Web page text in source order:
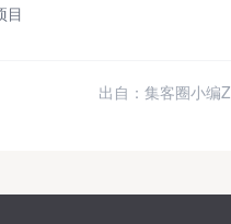
目
出自：集客圈小编Z